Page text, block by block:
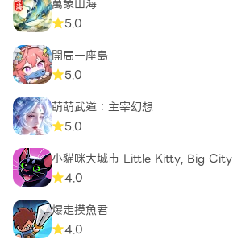
萬象山海
5.0
開局一座島
5.0
萌萌武道：主宰幻想
5.0
小貓咪大城市 Little Kitty, Big City
4.0
爆走摸魚君
4.0